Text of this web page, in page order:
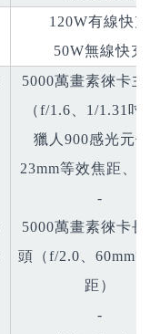
120W有線快充
50W無線快充
5000萬畫素徠卡
（f/1.6、1/1.31吋
獵人900感光元
23mm等效焦距、
-
5000萬畫素徠卡
頭（f/2.0、60mm
距）
-